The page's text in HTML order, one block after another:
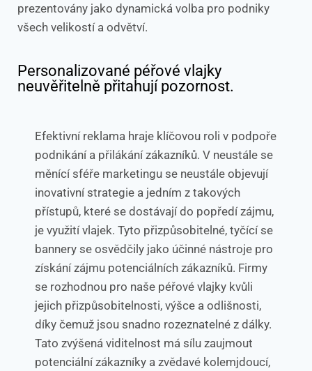
prezentovány jako dynamická volba pro podniky
všech velikostí a odvětví.
Personalizované péřové vlajky
neuvěřitelně přitahují pozornost.
Efektivní reklama hraje klíčovou roli v podpoře
podnikání a přilákání zákazníků. V neustále se
měnící sféře marketingu se neustále objevují
inovativní strategie a jedním z takových
přístupů, které se dostávají do popředí zájmu,
je využití vlajek. Tyto přizpůsobitelné, tyčící se
bannery se osvědčily jako účinné nástroje pro
získání zájmu potenciálních zákazníků. Firmy
se rozhodnou pro naše péřové vlajky kvůli
jejich přizpůsobitelnosti, výšce a odlišnosti,
díky čemuž jsou snadno rozeznatelné z dálky.
Tato zvýšená viditelnost má sílu zaujmout
potenciální zákazníky a zvědavé kolemjdoucí,